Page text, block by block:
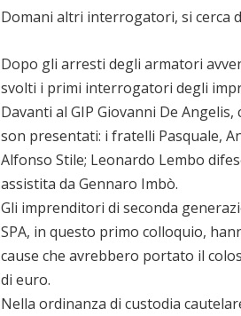
Domani altri interrogatori, si cerca
Dopo gli arresti degli armatori
svolti i primi interrogatori degli
Davanti al GIP Giovanni De
son presentati: i fratelli Pasquale,
Alfonso Stile; Leonardo Lembo
assistita da Gennaro Imbò.
Gli imprenditori di seconda
SPA, in questo primo colloquio,
cause che avrebbero portato il
di euro.
Nella ordinanza di custodia